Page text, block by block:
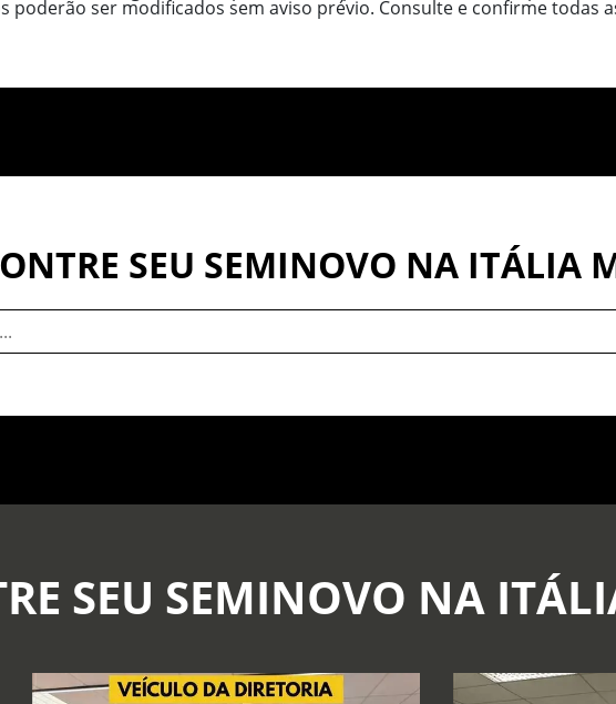
poderão ser modificados sem aviso prévio. Consulte e confirme todas
SEU SEMINOVO NA ITÁLIA
SEU SEMINOVO NA